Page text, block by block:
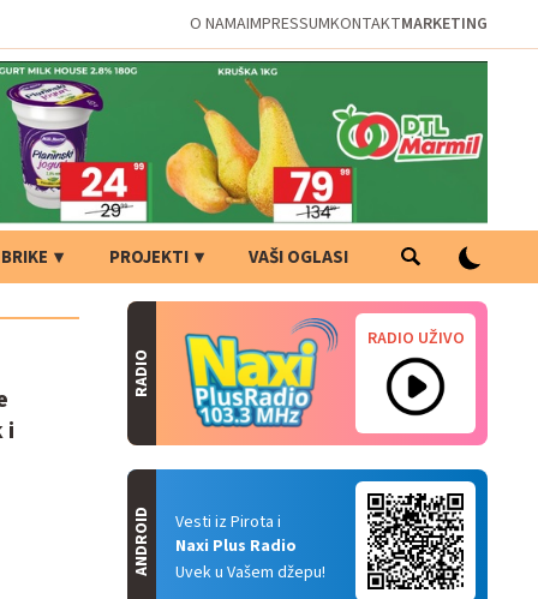
O NAMAIMPRESSUMKONTAKTMARKETING
PROJEKTI VAŠI OGLASI
i
RADIO
RADIO UŽIVO
Vesti iz Pirota i
Naxi Plus Radio
Uvek u Vašem džepu!
ANDROID